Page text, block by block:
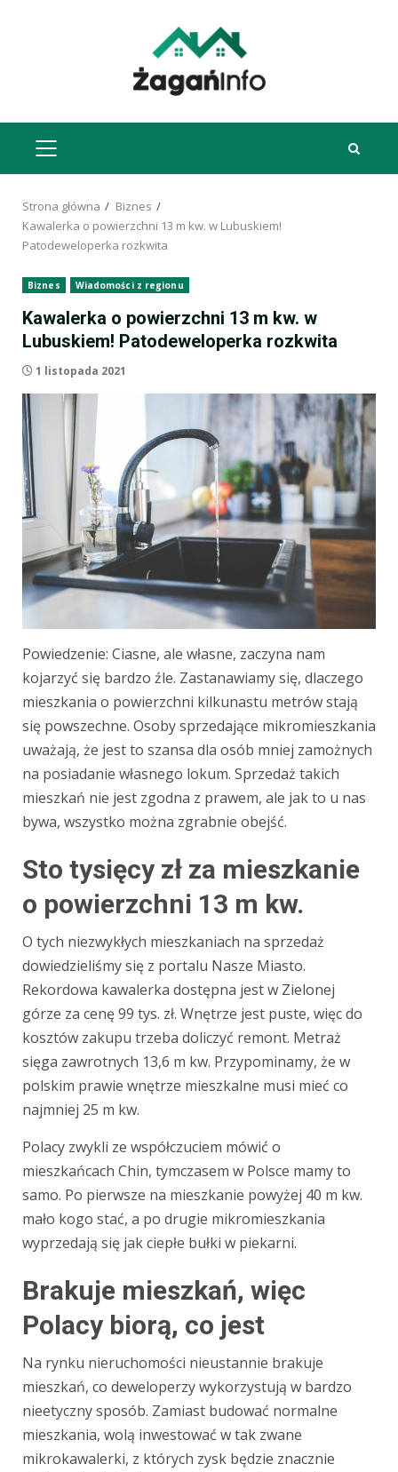
MENU
GŁÓWNE
Strona główna
Biznes
Kawalerka o powierzchni 13 m kw. w Lubuskiem!
Patodeweloperka rozkwita
Biznes Wiadomości z regionu
Kawalerka o powierzchni 13 m kw. w
Lubuskiem! Patodeweloperka rozkwita
1 listopada 2021
Powiedzenie: Ciasne, ale własne, zaczyna nam
kojarzyć się bardzo źle. Zastanawiamy się, dlaczego
mieszkania o powierzchni kilkunastu metrów stają
się powszechne. Osoby sprzedające mikromieszkania
uważają, że jest to szansa dla osób mniej zamożnych
na posiadanie własnego lokum. Sprzedaż takich
mieszkań nie jest zgodna z prawem, ale jak to u nas
bywa, wszystko można zgrabnie obejść.
Sto tysięcy zł za mieszkanie
o powierzchni 13 m kw.
O tych niezwykłych mieszkaniach na sprzedaż
dowiedzieliśmy się z portalu Nasze Miasto.
Rekordowa kawalerka dostępna jest w Zielonej
górze za cenę 99 tys. zł. Wnętrze jest puste, więc do
kosztów zakupu trzeba doliczyć remont. Metraż
sięga zawrotnych 13,6 m kw. Przypominamy, że w
polskim prawie wnętrze mieszkalne musi mieć co
najmniej 25 m kw.
Polacy zwykli ze współczuciem mówić o
mieszkańcach Chin, tymczasem w Polsce mamy to
samo. Po pierwsze na mieszkanie powyżej 40 m kw.
mało kogo stać, a po drugie mikromieszkania
wyprzedają się jak ciepłe bułki w piekarni.
Brakuje mieszkań, więc
Polacy biorą, co jest
Na rynku nieruchomości nieustannie brakuje
mieszkań, co deweloperzy wykorzystują w bardzo
nieetyczny sposób. Zamiast budować normalne
mieszkania, wolą inwestować w tak zwane
mikrokawalerki, z których zysk będzie znacznie